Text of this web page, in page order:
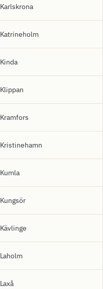
Karlskrona
Katrineholm
Kinda
Klippan
Kramfors
Kristinehamn
Kumla
Kungsör
Kävlinge
Laholm
Laxå